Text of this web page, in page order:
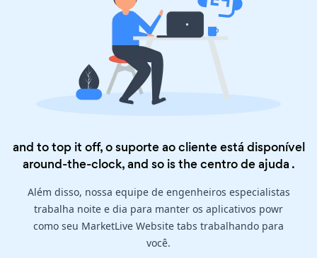
and to top it off, o suporte ao cliente está disponível
around-the-clock, and so is thecentro de ajuda .
Além disso, nossa equipe de engenheiros especialistas
trabalha noite e dia para manter os aplicativos powr
como seu MarketLive Website tabs trabalhando para
você.